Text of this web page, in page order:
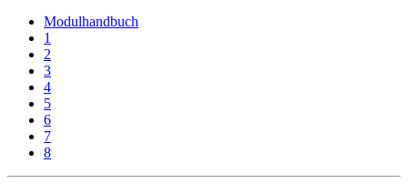
Modulhandbuch
1
2
3
4
5
6
7
8